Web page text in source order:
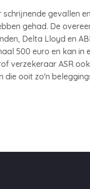
gevallen
gehad. De
Delta Lloyd en
500 euro en kan in
verzekeraar ASR
die ooit zo'n